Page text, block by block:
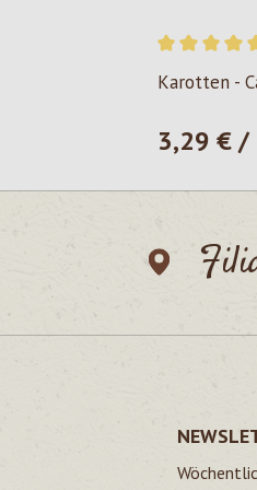
Karotten -
Regulärer
3,29 € /